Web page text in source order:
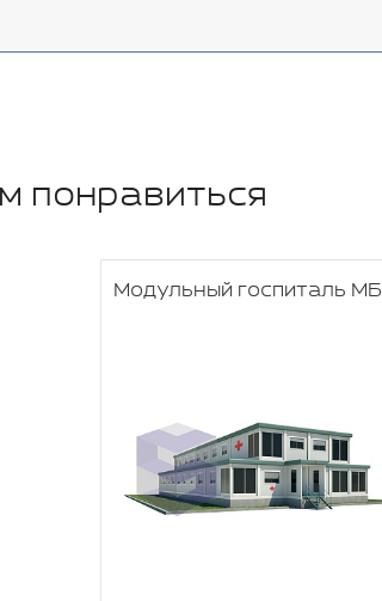
понравиться
Модульный госпиталь